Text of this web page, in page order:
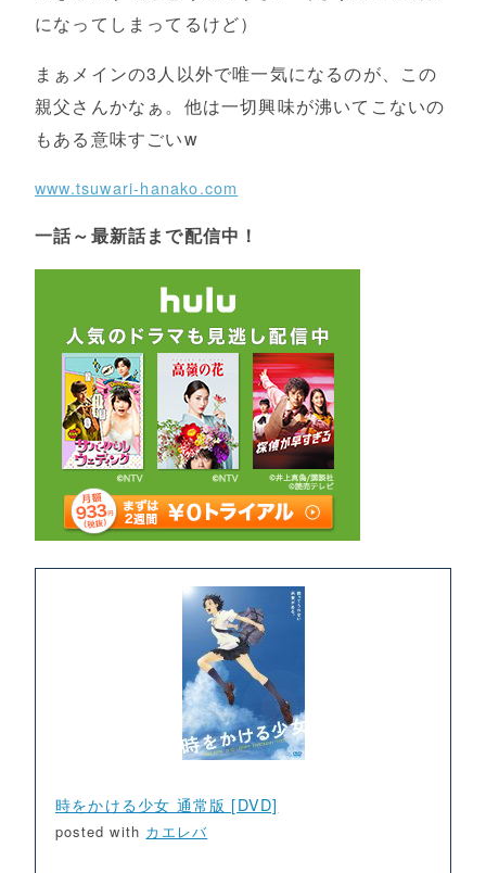
になってしまってるけど）
まぁメインの3人以外で唯一気になるのが、この
親父さんかなぁ。他は一切興味が沸いてこないの
もある意味すごいw
www.tsuwari-hanako.com
一話～最新話まで配信中！
時をかける少女 通常版 [DVD]
posted with カエレバ